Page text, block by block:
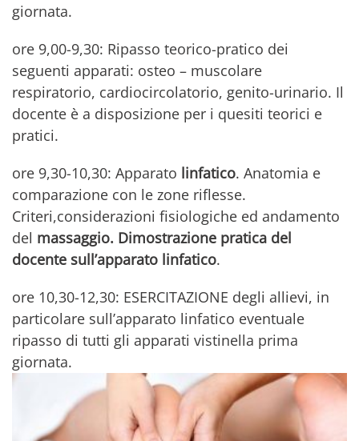
giornata.
ore 9,00-9,30: Ripasso teorico-pratico dei
seguenti apparati: osteo – muscolare
respiratorio, cardiocircolatorio, genito-urinario. Il
docente è a disposizione per i quesiti teorici e
pratici.
ore 9,30-10,30: Apparato linfatico. Anatomia e
comparazione con le zone riflesse.
Criteri,considerazioni fisiologiche ed andamento
del massaggio. Dimostrazione pratica del
docente sull’apparato linfatico.
ore 10,30-12,30: ESERCITAZIONE degli allievi, in
particolare sull’apparato linfatico eventuale
ripasso di tutti gli apparati vistinella prima
giornata.